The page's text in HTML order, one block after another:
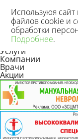
Новости
Статьи
Услуги
Компании
Врачи
Акции
Используюя сайт
файлов cookie и
обработки
Подробнее.